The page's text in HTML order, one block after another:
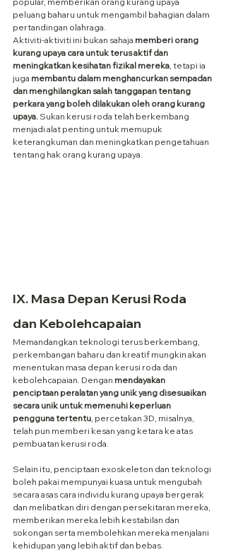
peluang baharu untuk mengambil bahagian dalam
pertandingan olahraga.
Aktiviti-aktiviti ini bukan sahaja memberi orang
kurang upaya cara untuk terus aktif dan
meningkatkan kesihatan fizikal mereka , tetapi ia
juga membantu dalam menghancurkan sempadan
dan menghilangkan salah tanggapan tentang
perkara yang boleh dilakukan oleh orang kurang
upaya. Sukan kerusi roda telah berkembang
menjadi alat penting untuk memupuk
keterangkuman dan meningkatkan pengetahuan
tentang hak orang kurang upaya.
IX. Masa Depan Kerusi Roda
dan Kebolehcapaian
Memandangkan teknologi terus berkembang,
perkembangan baharu dan kreatif mungkin akan
menentukan masa depan kerusi roda dan
kebolehcapaian. Dengan mendayakan
penciptaan peralatan yang unik yang disesuaikan
secara unik untuk memenuhi keperluan
pengguna tertentu, percetakan 3D, misalnya,
telah pun memberi kesan yang ketara ke atas
pembuatan kerusi roda.
Selain itu, penciptaan exoskeleton dan teknologi
boleh pakai mempunyai kuasa untuk mengubah
secara asas cara individu kurang upaya bergerak
dan melibatkan diri dengan persekitaran mereka,
memberikan mereka lebih kestabilan dan
sokongan serta membolehkan mereka menjalani
kehidupan yang lebih aktif dan bebas.